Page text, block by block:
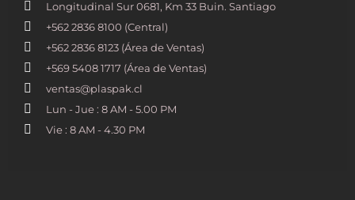
Longitudinal Sur 0681, Km 33 Buin. Santiago
+562 2836 8100​ (Central)
+562 2836 8123 (Área de Ventas)
+569 5408 1717 (Área de Ventas)
ventas@plaspak.cl
Lun - Jue : 8 AM - 5.00 PM
Vie : 8 AM - 4.30 PM